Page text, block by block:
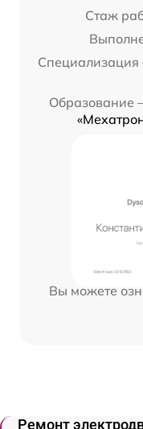
Стаж
Специализация
Образование –
Вы можете
Ремонт